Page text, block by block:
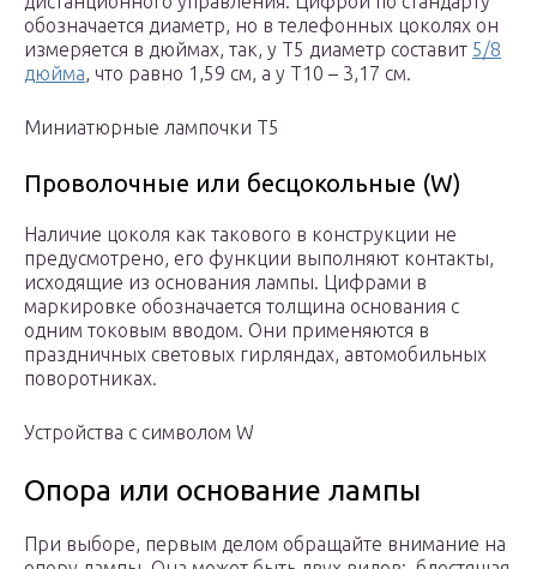
обозначается диаметр, но в телефонных цоколях он
измеряется в дюймах, так, у T5 диаметр составит 5/8
дюйма, что равно 1,59 см, а у T10 – 3,17 см.
Миниатюрные лампочки T5
Проволочные или бесцокольные (W)
Наличие цоколя как такового в конструкции не
предусмотрено, его функции выполняют контакты,
исходящие из основания лампы. Цифрами в
маркировке обозначается толщина основания с
одним токовым вводом. Они применяются в
праздничных световых гирляндах, автомобильных
поворотниках.
Устройства с символом W
Опора или основание лампы
При выборе, первым делом обращайте внимание на